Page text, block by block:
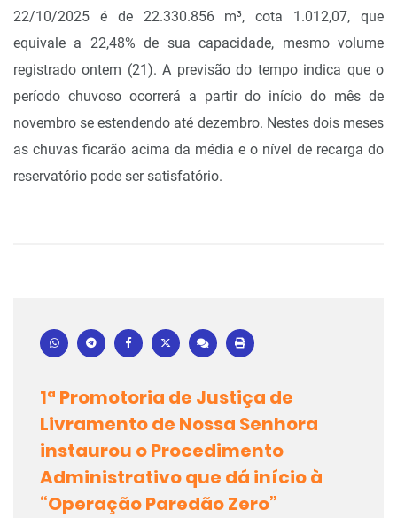
22/10/2025 é de 22.330.856 m³, cota 1.012,07, que
equivale a 22,48% de sua capacidade, mesmo volume
registrado ontem (21). A previsão do tempo indica que o
período chuvoso ocorrerá a partir do início do mês de
novembro se estendendo até dezembro. Nestes dois meses
as chuvas ficarão acima da média e o nível de recarga do
reservatório pode ser satisfatório.
1ª Promotoria de Justiça de
Livramento de Nossa Senhora
instaurou o Procedimento
Administrativo que dá início à
“Operação Paredão Zero”